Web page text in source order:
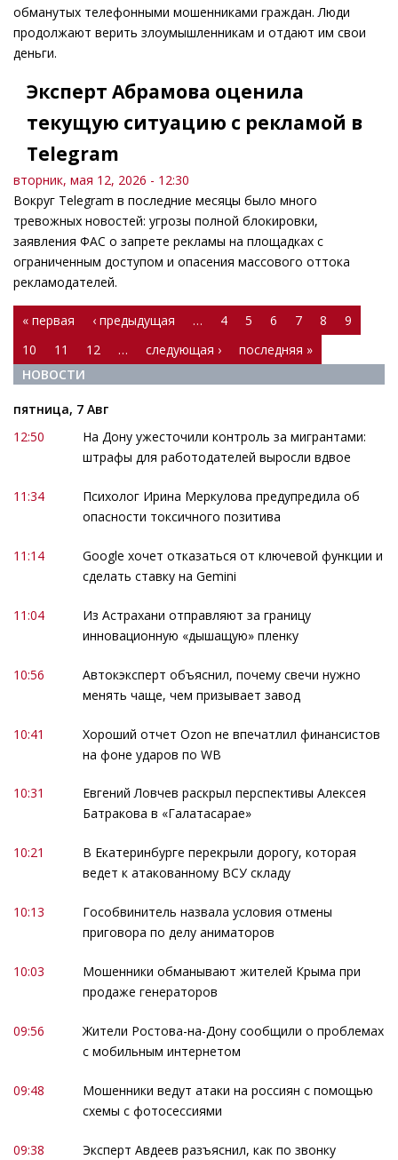
обманутых телефонными мошенниками граждан. Люди
продолжают верить злоумышленникам и отдают им свои
деньги.
Эксперт Абрамова оценила
текущую ситуацию с рекламой в
Telegram
вторник, мая 12, 2026 - 12:30
Вокруг Telegram в последние месяцы было много
тревожных новостей: угрозы полной блокировки,
заявления ФАС о запрете рекламы на площадках с
ограниченным доступом и опасения массового оттока
рекламодателей.
Страницы
« первая ‹ предыдущая … 4 5 6 7 8
9
10
11 12 … следующая ›
последняя »
НОВОСТИ
пятница, 7 Авг
12:50
На Дону ужесточили контроль за мигрантами:
штрафы для работодателей выросли вдвое
11:34
Психолог Ирина Меркулова предупредила об
опасности токсичного позитива
11:14
Google хочет отказаться от ключевой функции и
сделать ставку на Gemini
11:04
Из Астрахани отправляют за границу
инновационную «дышащую» пленку
10:56
Автокэксперт объяснил, почему свечи нужно
менять чаще, чем призывает завод
10:41
Хороший отчет Ozon не впечатлил финансистов
на фоне ударов по WB
10:31
Евгений Ловчев раскрыл перспективы Алексея
Батракова в «Галатасарае»
10:21
В Екатеринбурге перекрыли дорогу, которая
ведет к атакованному ВСУ складу
10:13
Гособвинитель назвала условия отмены
приговора по делу аниматоров
10:03
Мошенники обманывают жителей Крыма при
продаже генераторов
09:56
Жители Ростова-на-Дону сообщили о проблемах
с мобильным интернетом
09:48
Мошенники ведут атаки на россиян с помощью
схемы с фотосессиями
09:38
Эксперт Авдеев разъяснил, как по звонку